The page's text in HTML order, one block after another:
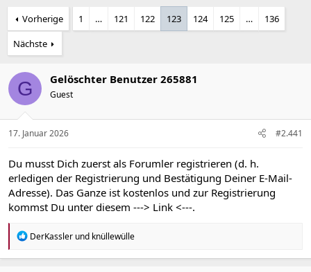
s
t
e
l
r
t
t
Vorherige 1 … 121 122 123 124 125 …
136
Nächste
G Gelöschter Benutzer 265881
Guest
17. Januar 2026 #2.441
Du musst Dich zuerst als Forumler registrieren (d. h.
erledigen der Registrierung und Bestätigung Deiner E-Mail-
Adresse). Das Ganze ist kostenlos und zur Registrierung
kommst Du unter diesem ---> Link <---.
R
a
DerKassler und knüllewülle